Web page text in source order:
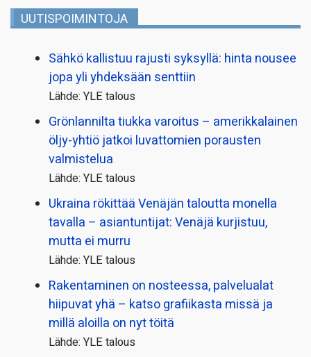
UUTISPOIMINTOJA
Sähkö kallistuu rajusti syksyllä: hinta nousee
jopa yli yhdeksään senttiin
Lähde: YLE talous
Grönlannilta tiukka varoitus – amerikkalainen
öljy-yhtiö jatkoi luvattomien porausten
valmistelua
Lähde: YLE talous
Ukraina rökittää Venäjän taloutta monella
tavalla – asiantuntijat: Venäjä kurjistuu,
mutta ei murru
Lähde: YLE talous
Rakentaminen on nosteessa, palvelualat
hiipuvat yhä – katso grafiikasta missä ja
millä aloilla on nyt töitä
Lähde: YLE talous